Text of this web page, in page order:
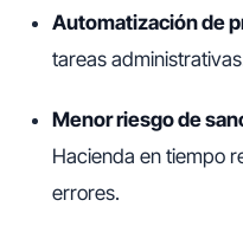
Automatización de
tareas
Menor riesgo de
Hacienda en tiempo
errores.